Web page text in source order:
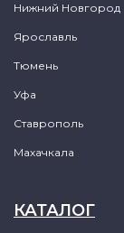
Нижний Новгород
Ярославль
Тюмень
Уфа
Ставрополь
Махачкала
КАТАЛОГ